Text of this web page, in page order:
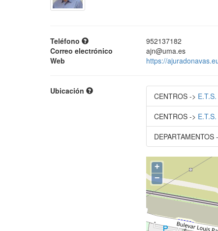
Teléfono
952137182
Correo electrónico
ajn@uma.es
Web
https://
Ubicación
CENTROS ->
CENTROS ->
+
−